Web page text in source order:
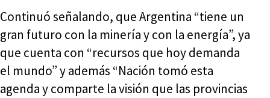
Continuó señalando, que Argentina “tiene un
gran futuro con la minería y con la energía”, ya
que cuenta con “recursos que hoy demanda
el mundo” y además “Nación tomó esta
agenda y comparte la visión que las provincias